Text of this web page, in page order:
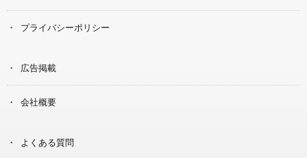
プライバシーポリシー
広告掲載
会社概要
よくある質問